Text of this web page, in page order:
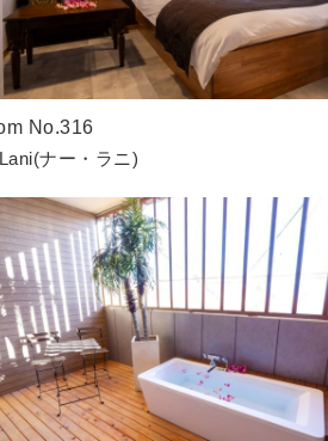
No.316
ナー・ラニ)